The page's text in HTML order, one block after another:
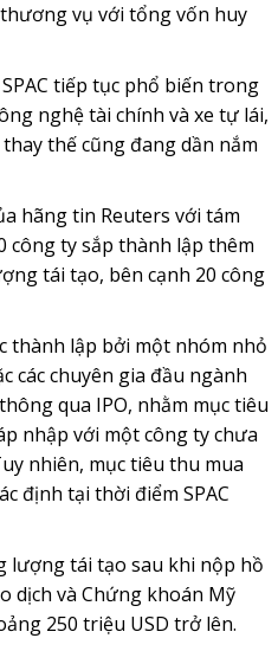
thương vụ với tổng vốn huy
tiếp tục phổ biến trong
nghệ tài chính và xe tự lái,
thế cũng đang dần nắm
hãng tin Reuters với tám
công ty sắp thành lập thêm
tái tạo, bên cạnh 20 công
thành lập bởi một nhóm nhỏ
các chuyên gia đầu ngành
qua IPO, nhằm mục tiêu
nhập với một công ty chưa
nhiên, mục tiêu thu mua
định tại thời điểm SPAC
lượng tái tạo sau khi nộp hồ
dịch và Chứng khoán Mỹ
250 triệu USD trở lên.